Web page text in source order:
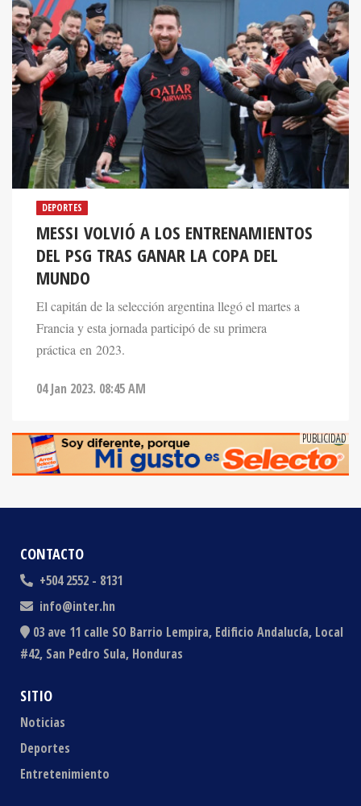
DEPORTES
MESSI VOLVIÓ A LOS ENTRENAMIENTOS
DEL PSG TRAS GANAR LA COPA DEL
MUNDO
El capitán de la selección argentina llegó el martes a
Francia y esta jornada participó de su primera
práctica en 2023.
04 Jan 2023. 08:45 AM
CONTACTO
+504 2552 - 8131
info@inter.hn
03 ave 11 calle SO Barrio Lempira, Edificio Andalucía, Local
#42, San Pedro Sula, Honduras
SITIO
Noticias
Deportes
Entretenimiento